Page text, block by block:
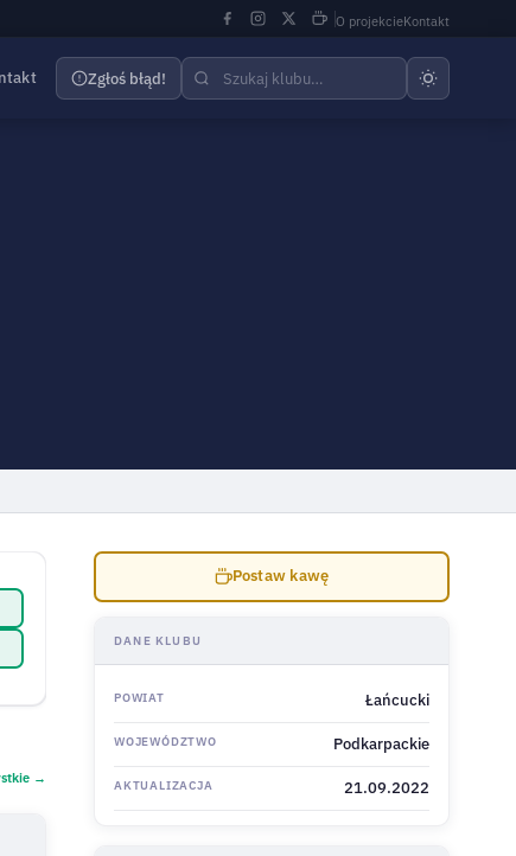
O projekcieKontakt
Zgłoś błąd!
→
Postaw kawę
DANE KLUBU
POWIAT Łańcucki
WOJEWÓDZTWO Podkarpackie
AKTUALIZACJA 21.09.2022